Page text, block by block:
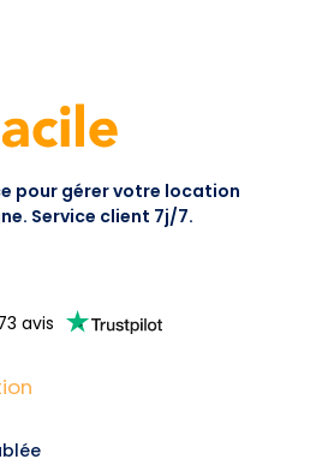
pour gérer votre location
Service client 7j/7.
avis